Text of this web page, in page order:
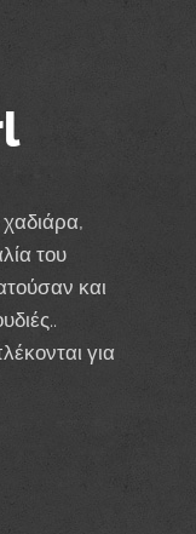
του
και
για